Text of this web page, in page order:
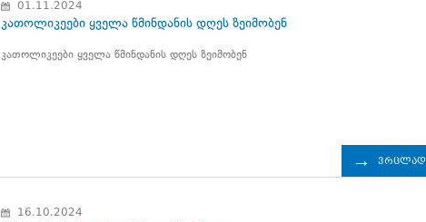
01.11.2024
კათოლიკეები ყველა წმინდანის დღეს ზეიმობენ
კათოლიკეები ყველა წმინდანის დღეს ზეიმობენ
ვრცლად
16.10.2024